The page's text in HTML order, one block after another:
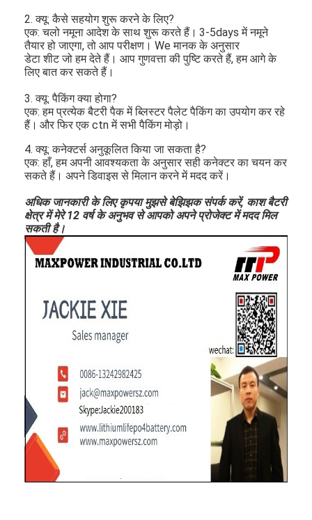
2. क्यू: कैसे सहयोग शुरू करने के लिए?
एक: चलो नमूना आदेश के साथ शुरू करते हैं। 3-5days में नमूने
तैयार हो जाएगा, तो आप परीक्षण। We मानक के अनुसार
डेटा शीट जो हम देते हैं। आप गुणवत्ता की पुष्टि करते हैं, हम आगे के
लिए बात कर सकते हैं।
3. क्यू: पैकिंग क्या होगा?
एक: हम प्रत्येक बैटरी पैक में ब्लिस्टर पैलेट पैकिंग का उपयोग कर रहे
हैं। और फिर एक ctn में सभी पैकिंग मोड़ो।
4. क्यू: कनेक्टर्स अनुकूलित किया जा सकता है?
एक: हाँ, हम अपनी आवश्यकता के अनुसार सही कनेक्टर का चयन कर
सकते हैं। अपने डिवाइस से मिलान करने में मदद करें।
अधिक जानकारी के लिए कृपया मुझसे बेझिझक संपर्क करें, काश बैटरी
क्षेत्र में मेरे 12 वर्ष के अनुभव से आपको अपने प्रोजेक्ट में मदद मिल
सकती है।